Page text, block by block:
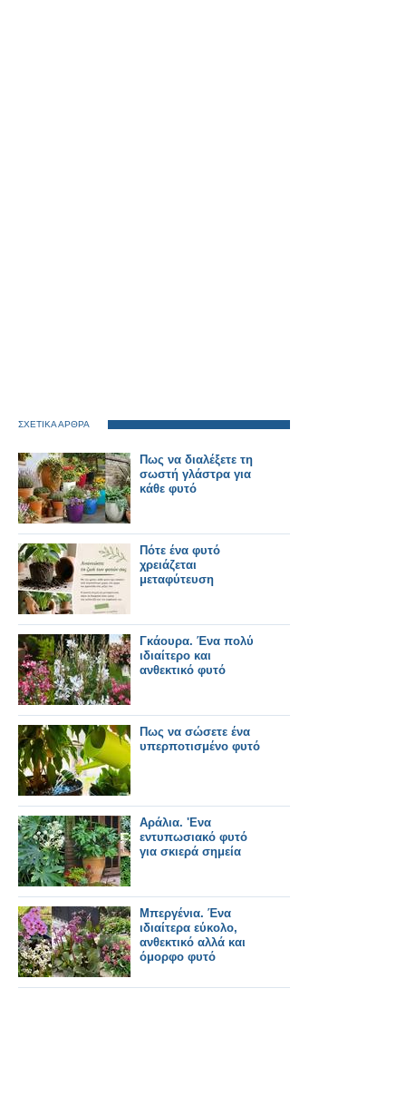
ΣΧΕΤΙΚΑ ΑΡΘΡΑ
Πως να διαλέξετε τη
σωστή γλάστρα για
κάθε φυτό
Πότε ένα φυτό
χρειάζεται
μεταφύτευση
Γκάουρα. Ένα πολύ
ιδιαίτερο και
ανθεκτικό φυτό
Πως να σώσετε ένα
υπερποτισμένο φυτό
Αράλια. 'Ενα
εντυπωσιακό φυτό
για σκιερά σημεία
Μπεργένια. Ένα
ιδιαίτερα εύκολο,
ανθεκτικό αλλά και
όμορφο φυτό